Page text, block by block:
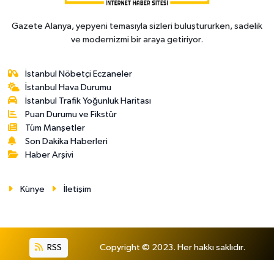
Gazete Alanya, yepyeni temasıyla sizleri buluştururken, sadelik
ve modernizmi bir araya getiriyor.
İstanbul Nöbetçi Eczaneler
İstanbul Hava Durumu
İstanbul Trafik Yoğunluk Haritası
Puan Durumu ve Fikstür
Tüm Manşetler
Son Dakika Haberleri
Haber Arşivi
Künye İletişim
RSS Copyright © 2023. Her hakkı saklıdır.